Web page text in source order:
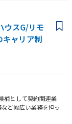
ができます。
性は極めて低い。
ウスG/リモ
ャリア制
補として契約関連業
ど幅広い業務を担っ